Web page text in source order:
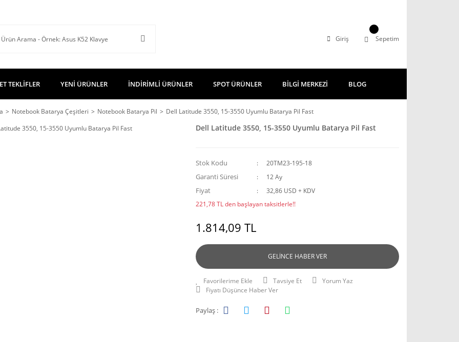
Giriş Sepetim
TEKLİFLER YENİ ÜRÜNLER İNDİRİMLİ ÜRÜNLER SPOT ÜRÜNLER BİLGİ MERKEZİ BLOG
Notebook Batarya Çeşitleri Notebook Batarya Pil Dell Latitude 3550, 15-3550 Uyumlu Batarya Pil Fast
Dell Latitude 3550, 15-3550 Uyumlu Batarya Pil Fast
Stok Kodu 20TM23-195-18
Garanti Süresi 12 Ay
Fiyat
32,86 USD + KDV
221,78 TL den başlayan taksitlerle!!
1.814,09 TL
GELİNCE HABER VER
Tavsiye Et
Yorum Yaz
Fiyatı Düşünce Haber Ver
Paylaş :